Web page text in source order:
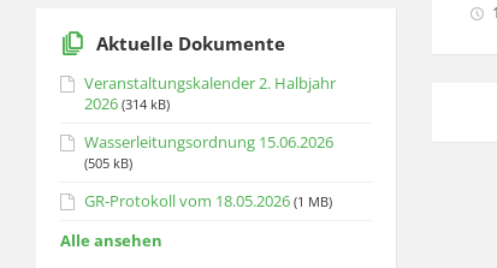
Aktuelle Dokumente
Veranstaltungskalender 2. Halbjahr
2026 (314 kB)
Wasserleitungsordnung 15.06.2026
(505 kB)
GR-Protokoll vom 18.05.2026 (1 MB)
Alle ansehen